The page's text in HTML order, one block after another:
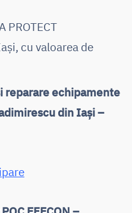
PROTECT
cu valoarea de
reparare echipamente
din Iași –